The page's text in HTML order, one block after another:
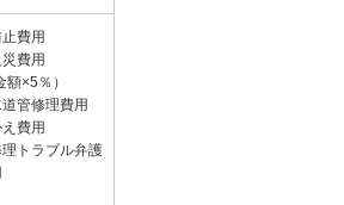
費用
費用
額×5％）
管修理費用
費用
トラブル弁護